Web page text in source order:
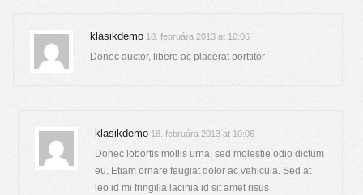
klasikdemo 18. februára 2013 at 10:06
Donec auctor, libero ac placerat porttitor
klasikdemo 18. februára 2013 at 10:06
Donec lobortis mollis urna, sed molestie odio dictum
eu. Etiam ornare feugiat dolor ac vehicula. Sed at
leo id mi fringilla lacinia id sit amet risus